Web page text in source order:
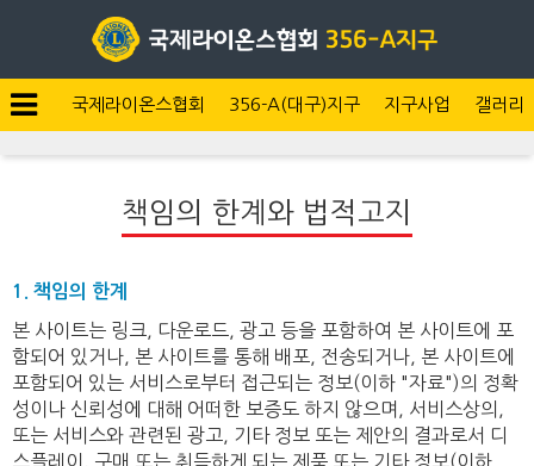
국제라이온스협회 356-A(대구)지구 지구사업 갤러리
책임의 한계와 법적고지
1. 책임의 한계
본 사이트는 링크, 다운로드, 광고 등을 포함하여 본 사이트에 포
함되어 있거나, 본 사이트를 통해 배포, 전송되거나, 본 사이트에
포함되어 있는 서비스로부터 접근되는 정보(이하 "자료")의 정확
성이나 신뢰성에 대해 어떠한 보증도 하지 않으며, 서비스상의,
또는 서비스와 관련된 광고, 기타 정보 또는 제안의 결과로서 디
스플레이, 구매 또는 취득하게 되는 제품 또는 기타 정보(이하